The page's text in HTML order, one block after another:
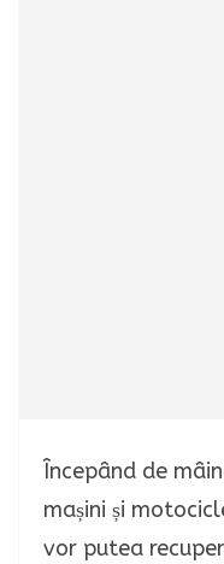
Începând de
mașini și
vor putea